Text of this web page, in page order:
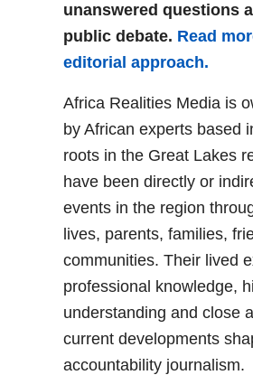
unanswered questions
public debate. Read
editorial approach.
Africa Realities Media is
by African experts based
roots in the Great Lakes
have been directly or
events in the region
lives, parents, families,
communities. Their lived
professional knowledge,
understanding and close
current developments
accountability journalism.